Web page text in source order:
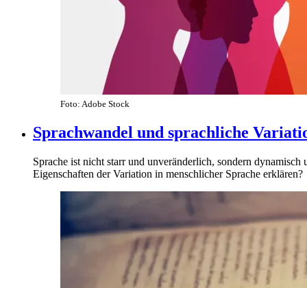
Foto: Adobe Stock
Sprachwandel und sprachliche
Sprache ist nicht starr und unveränderlich, sondern
Eigenschaften der Variation in menschlicher Sprache erklären?